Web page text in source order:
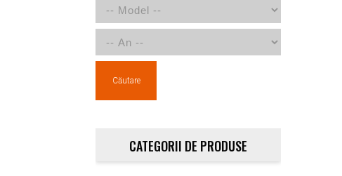
Căutare
CATEGORII DE PRODUSE